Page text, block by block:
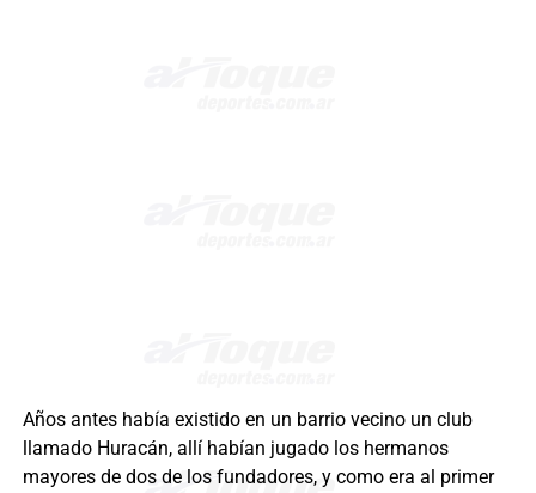
Años antes había existido en un barrio vecino un club
llamado Huracán, allí habían jugado los hermanos
mayores de dos de los fundadores, y como era al primer